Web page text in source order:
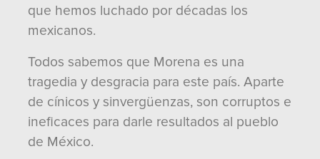
que hemos luchado por décadas los
mexicanos.
Todos sabemos que Morena es una
tragedia y desgracia para este país. Aparte
de cínicos y sinvergüenzas, son corruptos e
ineficaces para darle resultados al pueblo
de México.